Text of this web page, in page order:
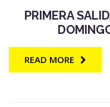
PRIMERA
READ MORE